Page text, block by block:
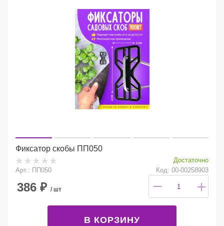
Фиксатор скобы ПП050
Достаточно
Арт.: ПП050
Код: 00-00258903
386 ₽ / шт
В КОРЗИНУ